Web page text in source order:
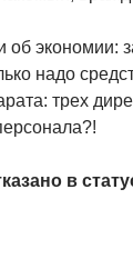
об экономии:
надо
трех
в